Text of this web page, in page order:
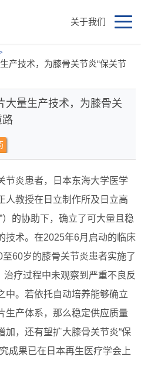
关于我们
产技术，为膝骨关节炎“保关节
大量生产技术，为膝骨关
路
节炎患者，日本东海大学医学
人教授在日立制作所及日立高
）的协助下，确立了可大量且稳
技术。在2025年6月启动的临床
60岁的膝骨关节炎患者实施了
疗过程中未观察到严重不良反
中。若依托自动培养能够确立
生产体系，那么稳定供应质量
加，还有望扩大膝骨关节炎“保
成果已在日本再生医疗学会上